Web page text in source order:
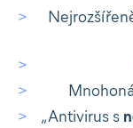
„Antivirus s